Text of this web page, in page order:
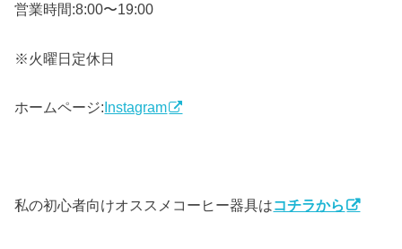
営業時間:8:00〜19:00
※火曜日定休日
ホームページ:Instagram
私の初心者向けオススメコーヒー器具はコチラから